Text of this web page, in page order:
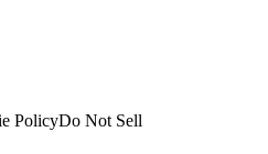
PolicyDo Not Sell